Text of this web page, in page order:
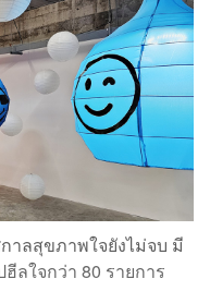
าลสุขภาพใจยังไม่จบ มี
ลใจกว่า 80 รายการ